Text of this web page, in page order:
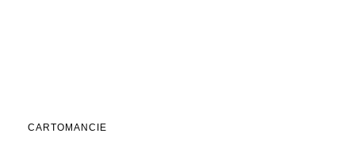
CARTOMANCIE